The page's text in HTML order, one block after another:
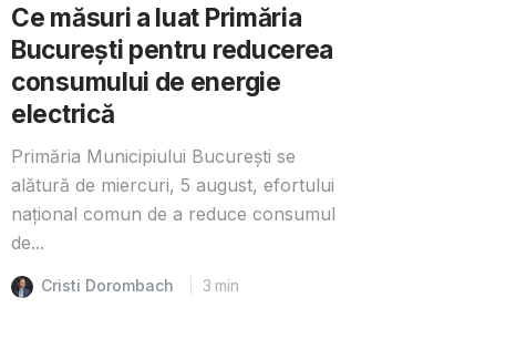
Ce măsuri a luat Primăria
București pentru reducerea
consumului de energie
electrică
Primăria Municipiului București se
alătură de miercuri, 5 august, efortului
național comun de a reduce consumul
de...
Cristi Dorombach 3 min